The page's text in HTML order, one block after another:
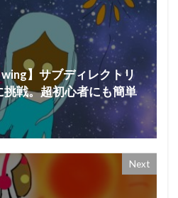
wing】サブディレクトリ
戦。超初心者にも簡単
Next